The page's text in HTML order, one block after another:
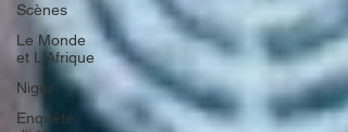
Scènes
Le Monde
et L'Afrique
Niger
Enquête